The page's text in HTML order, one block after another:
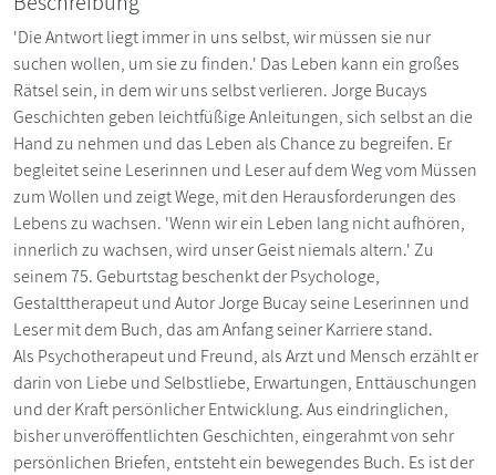
'Die Antwort liegt immer in uns selbst, wir müssen sie nur
suchen wollen, um sie zu finden.' Das Leben kann ein großes
Rätsel sein, in dem wir uns selbst verlieren. Jorge Bucays
Geschichten geben leichtfüßige Anleitungen, sich selbst an die
Hand zu nehmen und das Leben als Chance zu begreifen. Er
begleitet seine Leserinnen und Leser auf dem Weg vom Müssen
zum Wollen und zeigt Wege, mit den Herausforderungen des
Lebens zu wachsen. 'Wenn wir ein Leben lang nicht aufhören,
innerlich zu wachsen, wird unser Geist niemals altern.' Zu
seinem 75. Geburtstag beschenkt der Psychologe,
Gestalttherapeut und Autor Jorge Bucay seine Leserinnen und
Leser mit dem Buch, das am Anfang seiner Karriere stand.
Als Psychotherapeut und Freund, als Arzt und Mensch erzählt er
darin von Liebe und Selbstliebe, Erwartungen, Enttäuschungen
und der Kraft persönlicher Entwicklung. Aus eindringlichen,
bisher unveröffentlichten Geschichten, eingerahmt von sehr
persönlichen Briefen, entsteht ein bewegendes Buch. Es ist der